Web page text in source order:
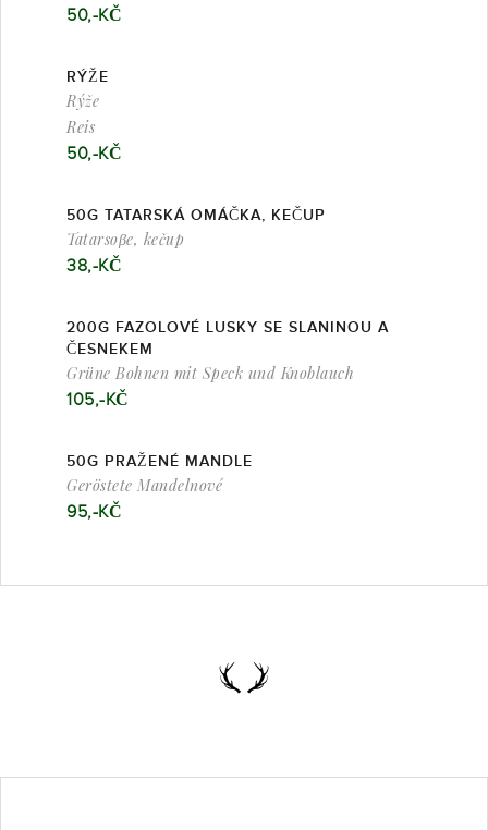
50,-KČ
RÝŽE
Rýže
Reis
50,-KČ
50G TATARSKÁ OMÁČKA, KEČUP
Tatarsoβe, kečup
38,-KČ
200G FAZOLOVÉ LUSKY SE SLANINOU A
ČESNEKEM
Grüne Bohnen mit Speck und Knoblauch
105,-KČ
50G PRAŽENÉ MANDLE
Geröstete Mandelnové
95,-KČ